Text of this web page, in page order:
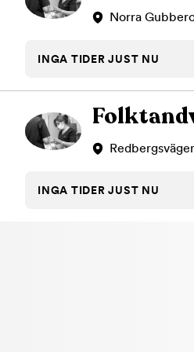
Norra
INGA TIDER JUST NU
INGA TIDER JUST NU